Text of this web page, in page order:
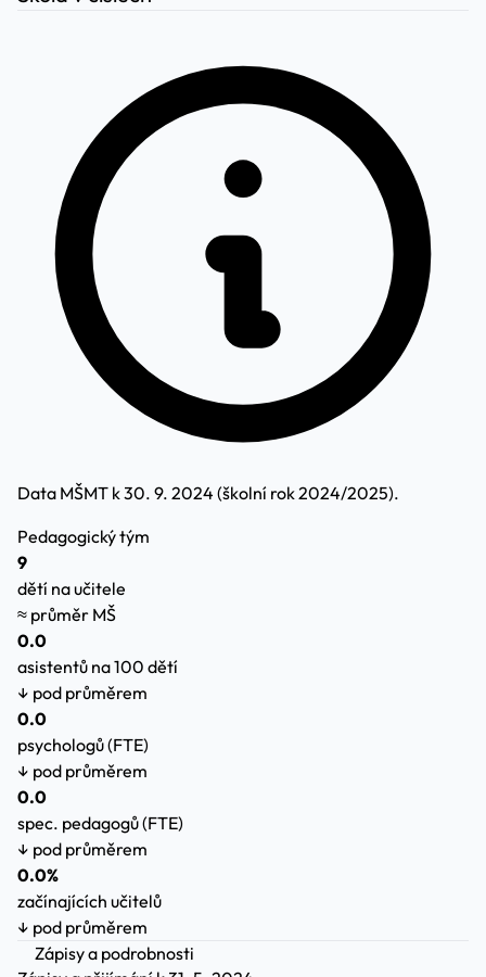
Data MŠMT k 30. 9. 2024 (školní rok 2024/2025).
Pedagogický tým
9
dětí na učitele
≈ průměr MŠ
0.0
asistentů na 100 dětí
↓ pod průměrem
0.0
psychologů (FTE)
↓ pod průměrem
0.0
spec. pedagogů (FTE)
↓ pod průměrem
0.0%
začínajících učitelů
↓ pod průměrem
Zápisy a podrobnosti